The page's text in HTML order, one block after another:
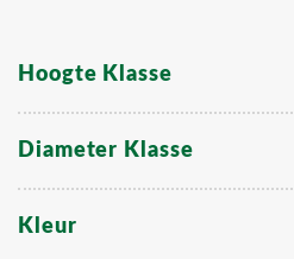
Hoogte Klasse
Diameter Klasse
Kleur